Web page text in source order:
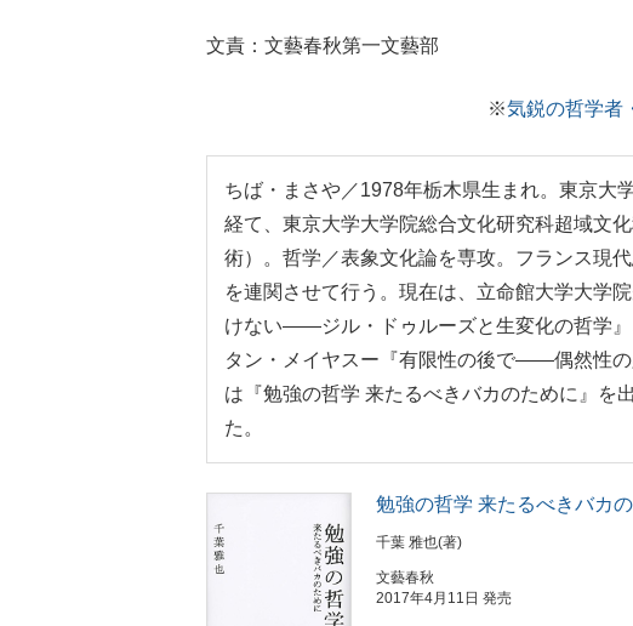
文責：文藝春秋第一文藝部
※気鋭の哲学者
ちば・まさや／1978年栃木県生まれ。東京大
経て、東京大学大学院総合文化研究科超域文
術）。哲学／表象文化論を専攻。フランス現
を連関させて行う。現在は、立命館大学大学
けない――ジル・ドゥルーズと生変化の哲学
タン・メイヤスー『有限性の後で――偶然性
は『勉強の哲学 来たるべきバカのために』を
た。
勉強の哲学 来たるべきバカ
千葉 雅也(著)
文藝春秋
2017年4月11日 発売